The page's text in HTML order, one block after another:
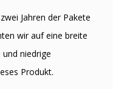
Jahren der Pakete
wir auf eine breite
niedrige
Produkt.